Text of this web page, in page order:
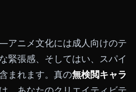
アニメ文化には成人向けのテ
緊張感、そしてはい、スパイ
まれます。真の無検閲キャラ